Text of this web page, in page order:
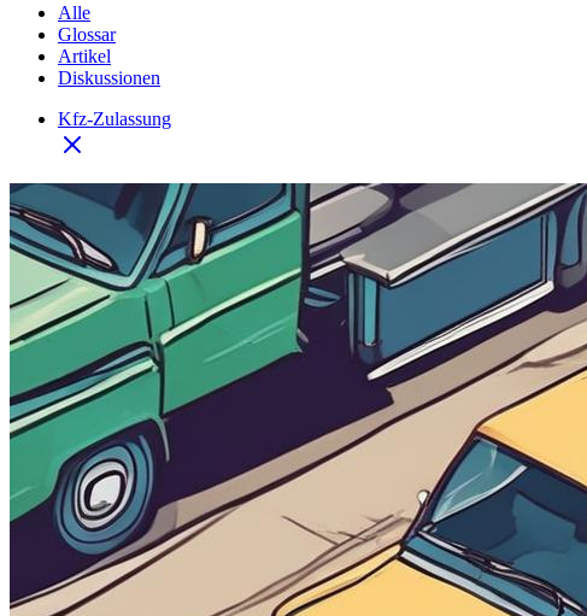
Alle
Glossar
Artikel
Diskussionen
Kfz-Zulassung